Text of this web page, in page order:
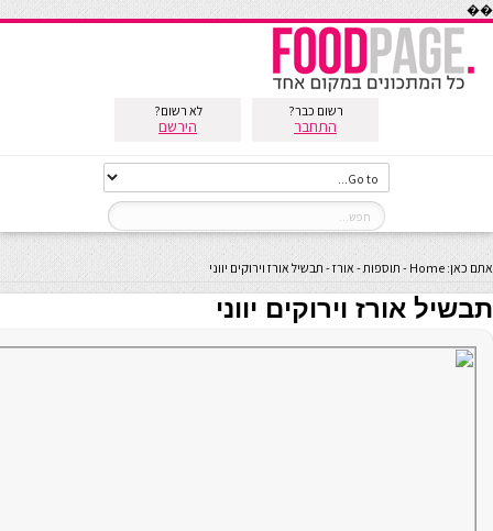
��
רשום כבר?
התחבר
לא רשום?
הירשם
אתם כאן: Home
- תוספות-אורז- תבשיל אורז וירוקים יווני
תבשיל אורז וירוקים יווני